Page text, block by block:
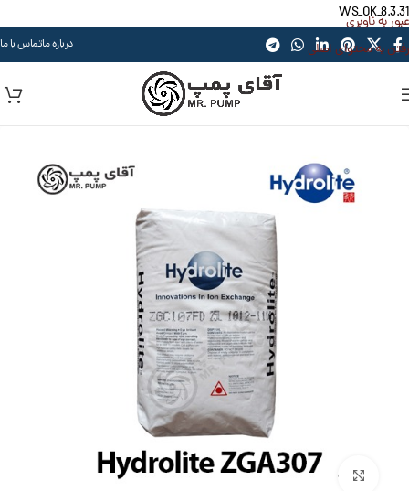
WS_OK_8.3.31
عبور به ناوبری
رفتن به محتوای اصلی
درباره ماتماس با ما
بزرگنمایی تصویر